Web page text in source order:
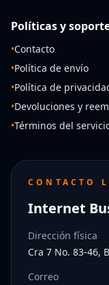
Políticas y
•Contacto
•Política de envío
•Política de
•Devoluciones y
•Términos del
CONTACTO
Internet
Dirección física
Cra 7 No. 83-46,
Correo